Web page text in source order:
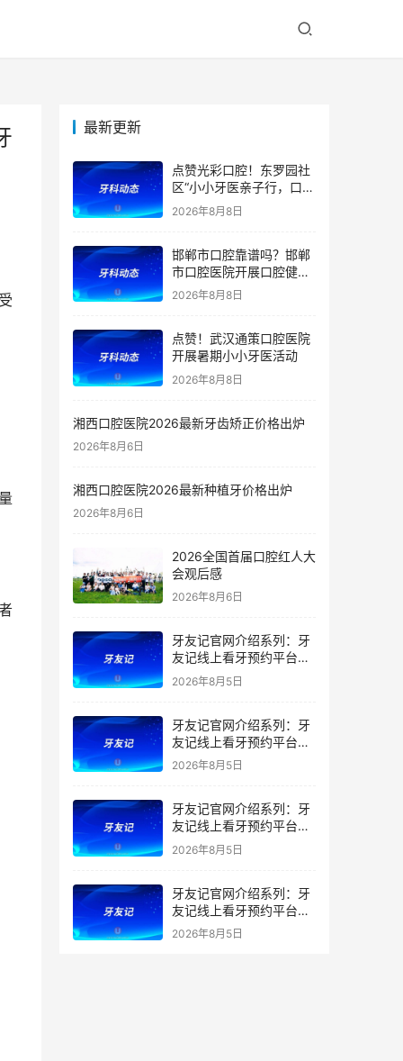
最新更新
点赞光彩口腔！东罗园社
区“小小牙医亲子行，口腔
健康伴成长”亲子活动
2026年8月8日
邯郸市口腔靠谱吗？邯郸
市口腔医院开展口腔健康
宣教公益活动
2026年8月8日
点赞！武汉通策口腔医院
开展暑期小小牙医活动
2026年8月8日
湘西口腔医院2026最新牙齿矫正价格出炉
2026年8月6日
湘西口腔医院2026最新种植牙价格出炉
2026年8月6日
2026全国首届口腔红人大
会观后感
2026年8月6日
牙友记官网介绍系列：牙
友记线上看牙预约平台是
干什么的？靠谱吗？
2026年8月5日
牙友记官网介绍系列：牙
友记线上看牙预约平台让
看牙不再靠运气
2026年8月5日
牙友记官网介绍系列：牙
友记线上看牙预约平台打
破口腔行业专业壁垒新手
友好零门槛
2026年8月5日
牙友记官网介绍系列：牙
友记线上看牙预约平台落
地同城就诊经验打破未知
2026年8月5日